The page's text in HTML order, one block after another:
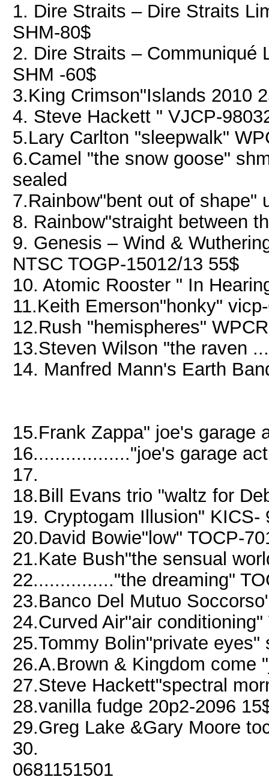
1. Dire Straits ‎– Dire Straits
SHM-80$
2. Dire Straits ‎– Communiqué
SHM -60$
3.King Crimson"Islands 2010
4. Steve Hackett " VJCP-
5.Lary Carlton "sleepwalk"
6.Camel "the snow goose"
sealed
7.Rainbow"bent out of shape"
8. Rainbow"straight between
9. Genesis ‎– Wind &
NTSC TOGP-15012/13 55$
10. Atomic Rooster ‎" In
11.Keith Emerson"honky"
12.Rush "hemispheres"
13.Steven Wilson "the raven
14. Manfred Mann's Earth
15.Frank Zappa" joe's garage
16.................."joe's garage
17.
18.Bill Evans trio "waltz for
19. Cryptogam Illusion" KICS-
20.David Bowie"low" TOCP-
21.Kate Bush"the sensual
22..............."the dreaming"
23.Banco Del Mutuo
24.Curved Air"air
25.Tommy Bolin"private eyes"
26.A.Brown & Kingdom come
27.Steve Hackett"spectral
28.vanilla fudge 20p2-2096
29.Greg Lake &Gary Moore
30.
0681151501